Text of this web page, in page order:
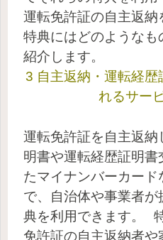
運転免許証の自主返納
特典にはどのような
紹介します。
3 自主返納・運転経歴
れるサー
運転免許証を自主返
明書や運転経歴証明書
たマイナンバーカード
で、自治体や事業者
典を利用できます。
免許証の自主返納者や